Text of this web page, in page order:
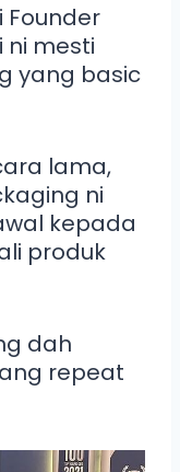
Founder
ni mesti
yang basic
lama,
ni
kepada
produk
dah
repeat